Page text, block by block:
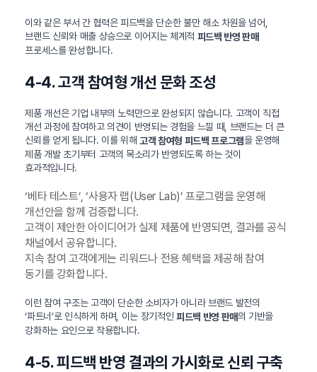
이와 같은 부서 간 협력은 피드백을 단순한 불만 해소 차원을 넘어,
브랜드 신뢰와 매출 상승으로 이어지는 체계적 피드백 반영 판매
프로세스를 완성합니다.
4-4. 고객 참여형 개선 문화 조성
제품 개선은 기업 내부의 노력만으로 완성되지 않습니다. 고객이 직접
개선 과정에 참여하고 의견이 반영되는 경험을 느낄 때, 브랜드는 더 큰
신뢰를 얻게 됩니다. 이를 위해 고객 참여형 피드백 프로그램을 운영해
제품 개발 초기부터 고객의 목소리가 반영되도록 하는 것이
효과적입니다.
‘베타 테스트’, ‘사용자 랩(User Lab)’ 프로그램을 운영해
개선안을 함께 검증합니다.
고객이 제안한 아이디어가 실제 제품에 반영되면, 결과를 공식
채널에서 공유합니다.
지속 참여 고객에게는 리워드나 전용 혜택을 제공해 참여
동기를 강화합니다.
이런 참여 구조는 고객이 단순한 소비자가 아니라 브랜드 발전의
‘파트너’로 인식하게 하며, 이는 장기적인 피드백 반영 판매의 기반을
강화하는 요인으로 작용합니다.
4-5. 피드백 반영 결과의 가시화로 신뢰 구축